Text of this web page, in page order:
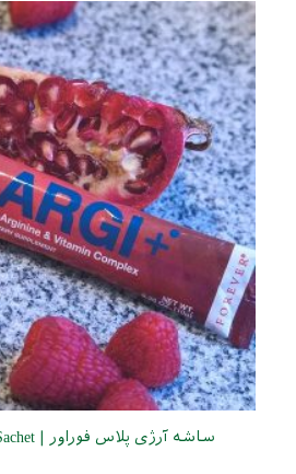
ساشه آرژی پلاس فوراور | Forever ARGI+ Sachet